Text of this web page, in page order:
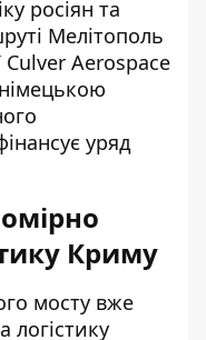
росіян та
Мелітополь
Culver Aerospace
німецькою
уряд
Криму
мосту вже
логістику